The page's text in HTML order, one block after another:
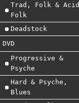
Trad, Folk & Acid
Folk
Deadstock
DVD
Progressive &
Psyche
Hard & Psyche,
Blues